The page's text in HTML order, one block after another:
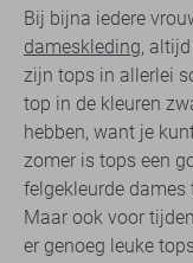
Bij bijna iedere
dameskleding,
zijn tops in allerlei
top in de kleuren
hebben, want je
zomer is tops een
felgekleurde
Maar ook voor
er genoeg leuke